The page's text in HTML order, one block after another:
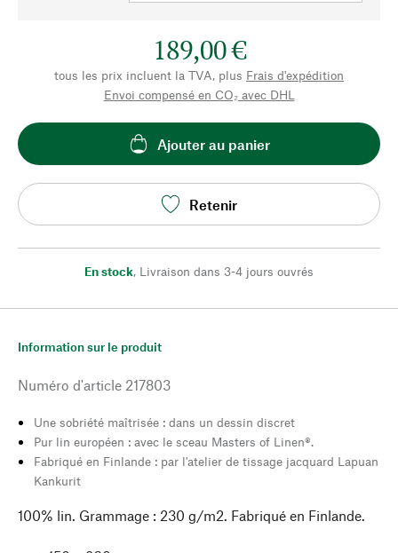
189,00 €
tous les prix incluent la TVA, plus Frais d'expédition
Envoi compensé en CO₂ avec DHL
Ajouter au panier
Retenir
En stock, Livraison dans 3-4 jours ouvrés
Information sur le produit
Numéro d'article 217803
Une sobriété maîtrisée : dans un dessin discret
Pur lin européen : avec le sceau Masters of Linen®.
Fabriqué en Finlande : par l'atelier de tissage jacquard Lapuan
Kankurit
100% lin. Grammage : 230 g/m2. Fabriqué en Finlande.